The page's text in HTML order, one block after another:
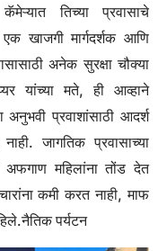
तिच्या प्रवासाचे
खाजगी मार्गदर्शक आणि
अनेक सुरक्षा चौक्या
यांच्या मते, ही आव्हाने
प्रवाशांसाठी आदर्श
जागतिक प्रवासाच्या
महिलांना तोंड देत
कमी करत नाही, माफ
नैतिक पर्यटन